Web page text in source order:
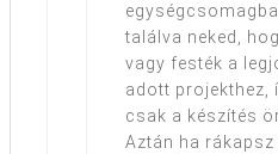
találva neked,
vagy festék a
adott projekthez,
csak a készítés
Aztán ha rákapsz